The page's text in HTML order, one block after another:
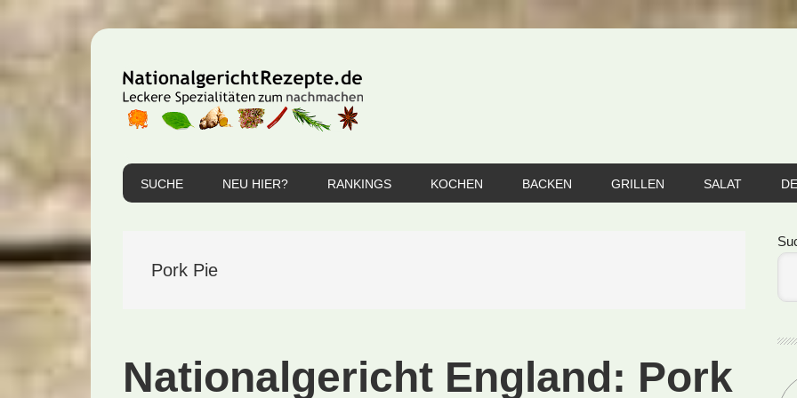
Hauptnavigation
SUCHE NEU HIER? RANKINGS KOCHEN BACKEN GRILLEN SALAT
Pork Pie
Nationalgericht England: Pork